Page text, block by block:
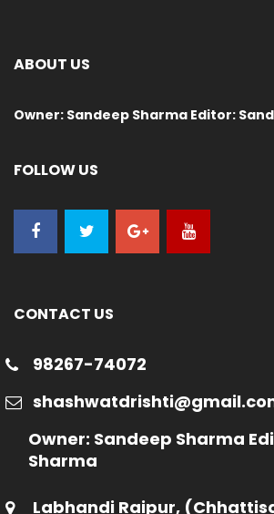
ABOUT US
Owner: Sandeep Sharma Editor:
FOLLOW US
CONTACT US
98267-74072
Owner: Sandeep Sharma
Sharma
Labhandi Raipur,